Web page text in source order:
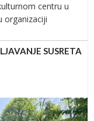
centru u
organizaciji
SUSRETA